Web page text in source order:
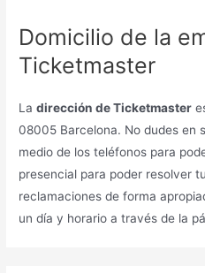
Domicilio de la
Ticketmaster
Ladirección de Ticketmaster
08005 Barcelona. No dudes en
medio de los teléfonos para
presencial para poder resolver
reclamaciones de forma
un día y horario a través de la